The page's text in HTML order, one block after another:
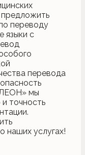
переводу
языки с
перевода
мы
точность
наших услугах!